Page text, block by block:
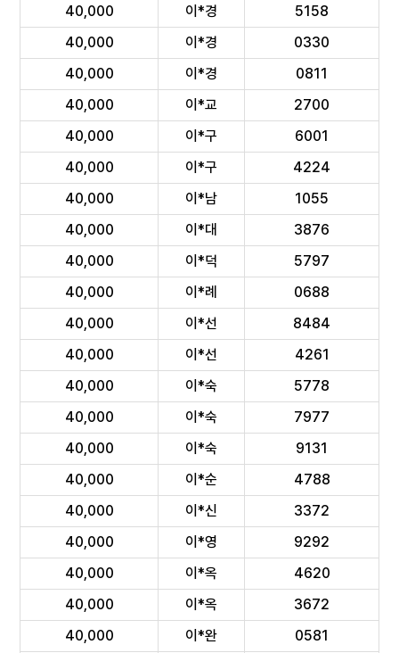
40,000
이*경
5158
40,000
이*경
0330
40,000
이*경
0811
40,000
이*교
2700
40,000
이*구
6001
40,000
이*구
4224
40,000
이*남
1055
40,000
이*대
3876
40,000
이*덕
5797
40,000
이*례
0688
40,000
이*선
8484
40,000
이*선
4261
40,000
이*숙
5778
40,000
이*숙
7977
40,000
이*숙
9131
40,000
이*순
4788
40,000
이*신
3372
40,000
이*영
9292
40,000
이*옥
4620
40,000
이*옥
3672
40,000
이*완
0581